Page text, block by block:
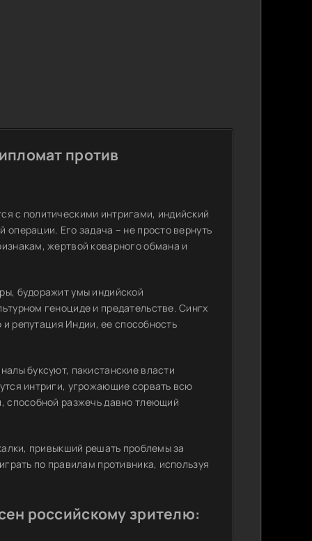
против
с политическими интригами, индийский
Его задача – не просто вернуть
жертвой коварного обмана и
будоражит умы индийской
геноциде и предательстве. Сингх
и репутация Индии, ее способность
буксуют, пакистанские власти
интриги, угрожающие сорвать всю
способной разжечь давно тлеющий
привыкший решать проблемы за
по правилам противника, используя
российскому зрителю: